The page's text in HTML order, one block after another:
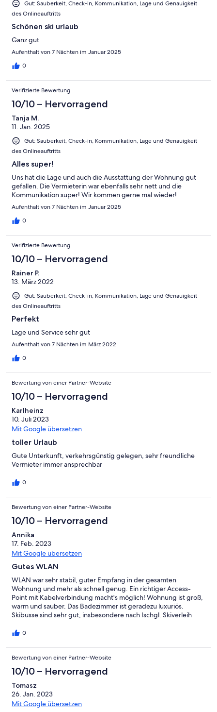
Gut: Sauberkeit, Check-in, Kommunikation, Lage und Genauigkeit
des Onlineauftritts
Schönen ski urlaub
Ganz gut
Aufenthalt von 7 Nächten im Januar 2025
0
Verifizierte Bewertung
10/10 – Hervorragend
Tanja M.
11. Jan. 2025
Gut: Sauberkeit, Check-in, Kommunikation, Lage und Genauigkeit
des Onlineauftritts
Alles super!
Uns hat die Lage und auch die Ausstattung der Wohnung gut
gefallen. Die Vermieterin war ebenfalls sehr nett und die
Kommunikation super! Wir kommen gerne mal wieder!
Aufenthalt von 7 Nächten im Januar 2025
0
Verifizierte Bewertung
10/10 – Hervorragend
Rainer P.
13. März 2022
Gut: Sauberkeit, Check-in, Kommunikation, Lage und Genauigkeit
des Onlineauftritts
Perfekt
Lage und Service sehr gut
Aufenthalt von 7 Nächten im März 2022
0
Bewertung von einer Partner-Website
10/10 – Hervorragend
Karlheinz
10. Juli 2023
Mit Google übersetzen
toller Urlaub
Gute Unterkunft, verkehrsgünstig gelegen, sehr freundliche
Vermieter immer ansprechbar
0
Bewertung von einer Partner-Website
10/10 – Hervorragend
Annika
17. Feb. 2023
Mit Google übersetzen
Gutes WLAN
WLAN war sehr stabil, guter Empfang in der gesamten
Wohnung und mehr als schnell genug. Ein richtiger Access-
Point mit Kabelverbindung macht's möglich! Wohnung ist groß,
warm und sauber. Das Badezimmer ist geradezu luxuriös.
Skibusse sind sehr gut, insbesondere nach Ischgl. Skiverleih
0
Bewertung von einer Partner-Website
10/10 – Hervorragend
Tomasz
26. Jan. 2023
Mit Google übersetzen